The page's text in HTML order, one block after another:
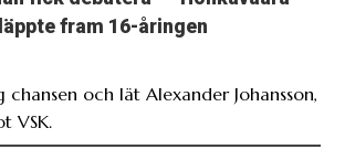
fram 16-åringen
chansen och lät Alexander Johansson,
VSK.